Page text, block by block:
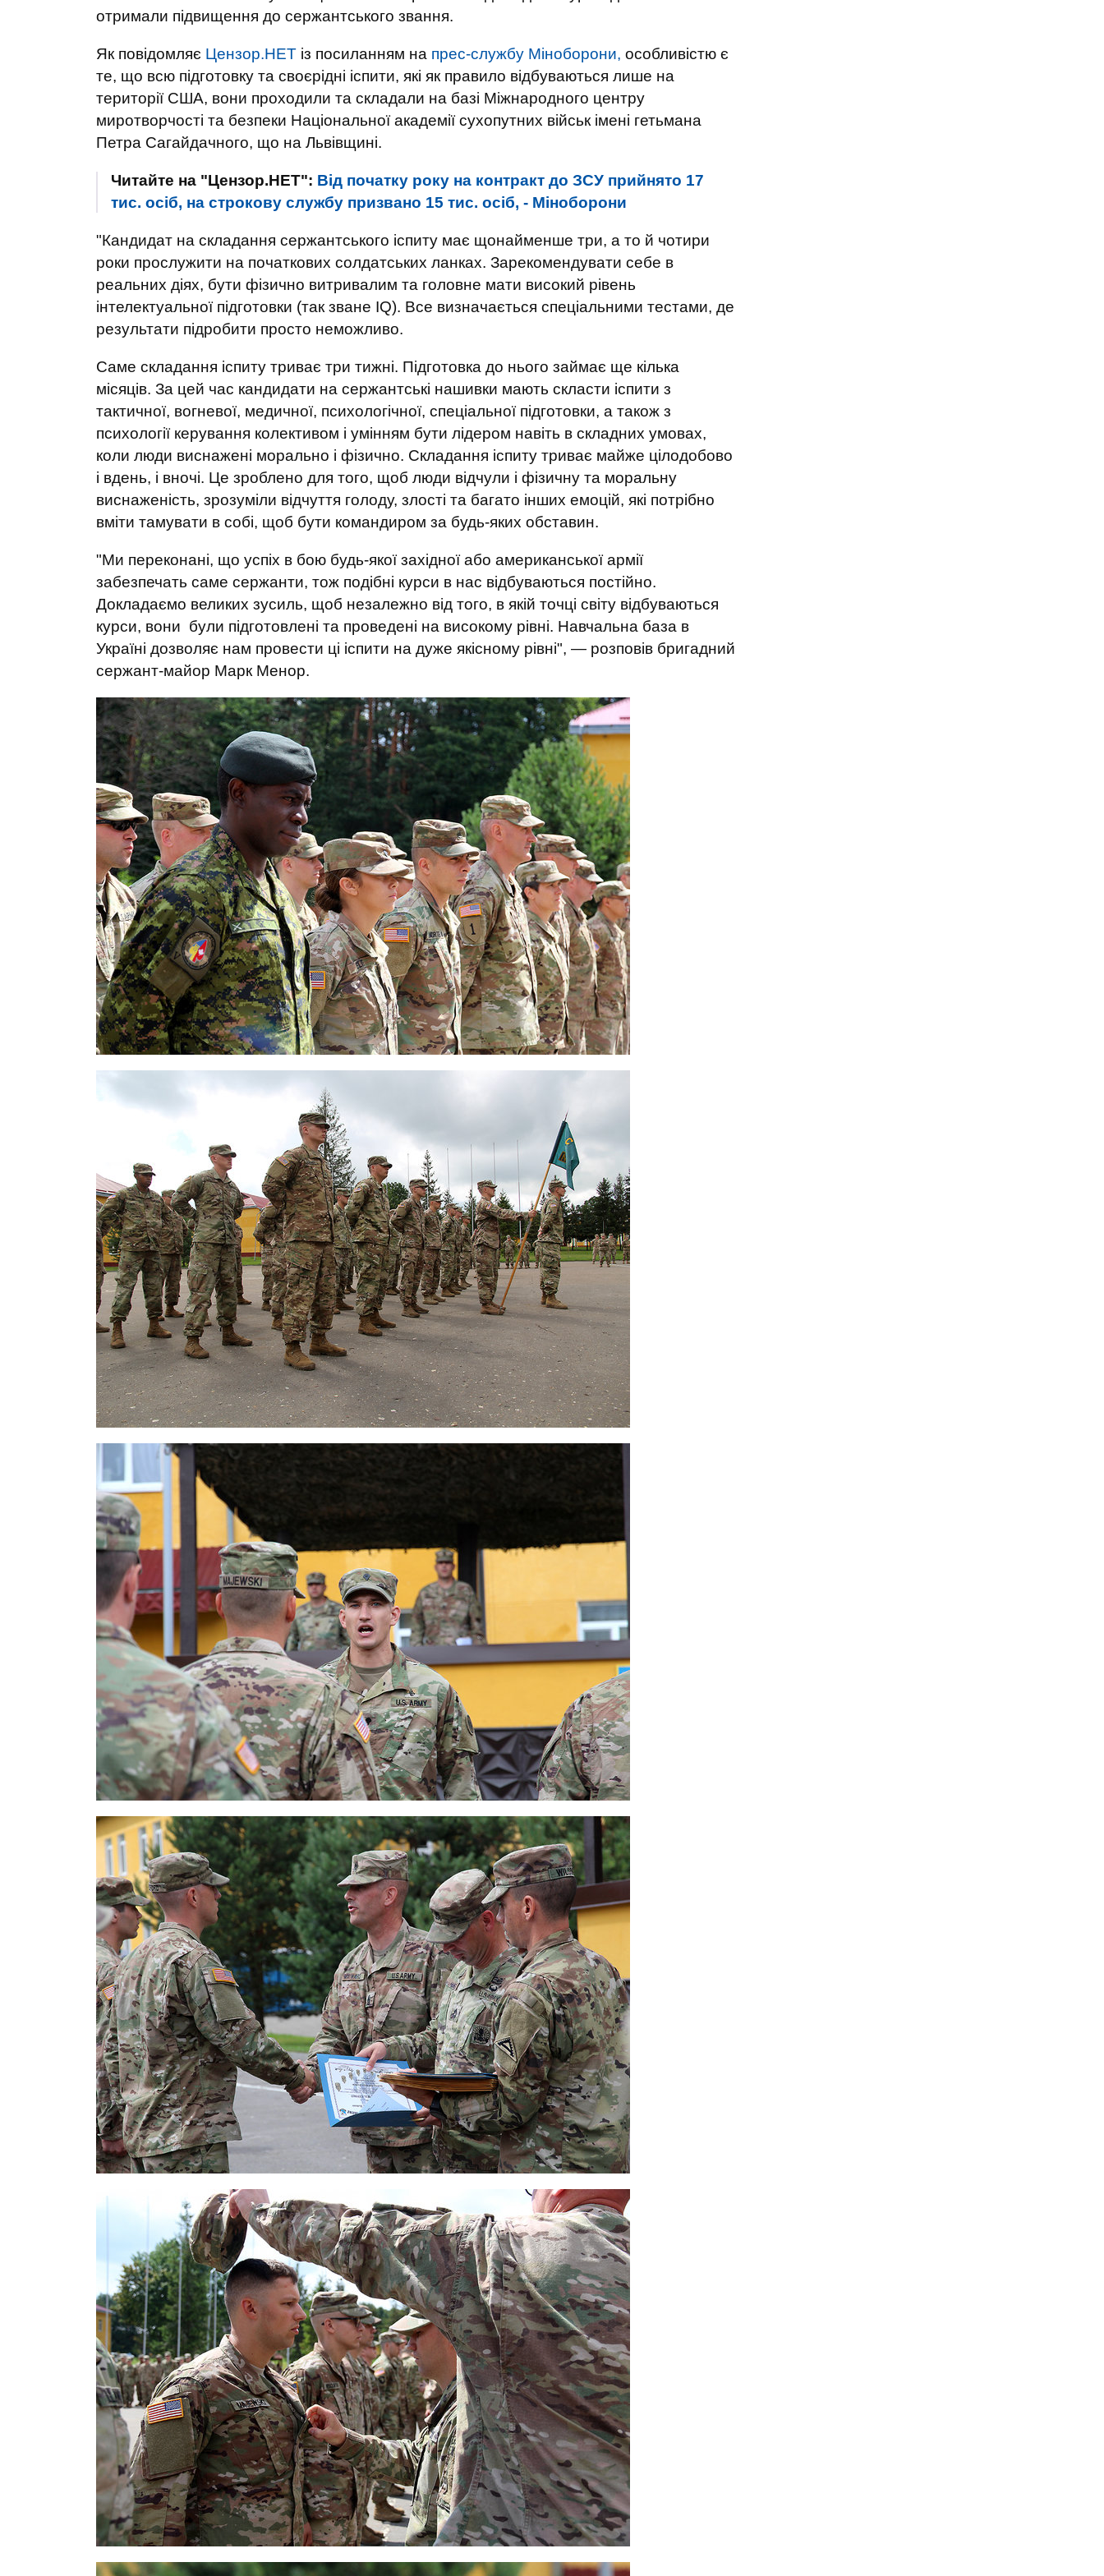
отримали підвищення до сержантського звання.
Як повідомляє Цензор.НЕТ із посиланням на прес-службу Міноборони, особливістю є
те, що всю підготовку та своєрідні іспити, які як правило відбуваються лише на
території США, вони проходили та складали на базі Міжнародного центру
миротворчості та безпеки Національної академії сухопутних військ імені гетьмана
Петра Сагайдачного, що на Львівщині.
Читайте на "Цензор.НЕТ": Від початку року на контракт до ЗСУ прийнято 17
тис. осіб, на строкову службу призвано 15 тис. осіб, - Міноборони
"Кандидат на складання сержантського іспиту має щонайменше три, а то й чотири
роки прослужити на початкових солдатських ланках. Зарекомендувати себе в
реальних діях, бути фізично витривалим та головне мати високий рівень
інтелектуальної підготовки (так зване IQ). Все визначається спеціальними тестами, де
результати підробити просто неможливо.
Саме складання іспиту триває три тижні. Підготовка до нього займає ще кілька
місяців. За цей час кандидати на сержантські нашивки мають скласти іспити з
тактичної, вогневої, медичної, психологічної, спеціальної підготовки, а також з
психології керування колективом і умінням бути лідером навіть в складних умовах,
коли люди виснажені морально і фізично. Складання іспиту триває майже цілодобово
і вдень, і вночі. Це зроблено для того, щоб люди відчули і фізичну та моральну
виснаженість, зрозуміли відчуття голоду, злості та багато інших емоцій, які потрібно
вміти тамувати в собі, щоб бути командиром за будь-яких обставин.
"Ми переконані, що успіх в бою будь-якої західної або американської армії
забезпечать саме сержанти, тож подібні курси в нас відбуваються постійно.
Докладаємо великих зусиль, щоб незалежно від того, в якій точці світу відбуваються
курси, вони були підготовлені та проведені на високому рівні. Навчальна база в
Україні дозволяє нам провести ці іспити на дуже якісному рівні", — розповів бригадний
сержант-майор Марк Менор.